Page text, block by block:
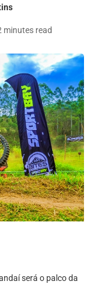
minutes read
será o palco da